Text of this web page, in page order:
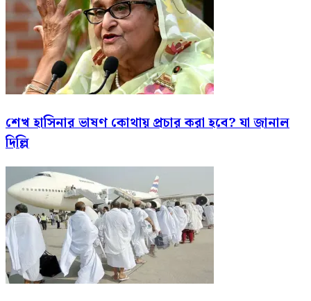
শেখ হাসিনার ভাষণ কোথায় প্রচার করা হবে? যা জানাল
দিল্লি